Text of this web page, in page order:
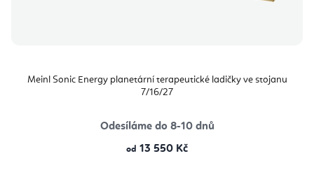
Meinl Sonic Energy planetární terapeutické ladičky ve stojanu
7/16/27
Odesíláme do 8-10 dnů
od 13 550 Kč